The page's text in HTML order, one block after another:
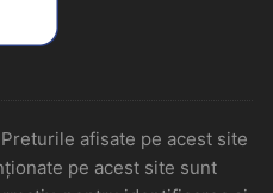
afisate pe acest site
pe acest site sunt